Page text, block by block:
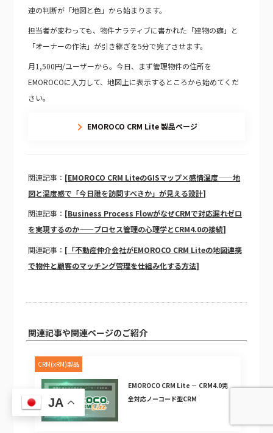
連の判断が「地図と色」から始まります。
担当者が変わっても、物件ナラティブに書かれた「建物の癖」と
「オーナーの作法」が引き継ぎを5分で完了させます。
月1,500円/ユーザーから。今日、まず管理物件の住所を
EMOROCOに入力して、地図上に表示するところから始めてくだ
さい。
EMOROCO CRM Lite 製品ページ
関連記事： [EMOROCO CRM LiteのGISマップ×感情温度——地
図と温度感で「今日誰を訪問すべきか」が見える設計]
関連記事： [Business Process FlowがなぜCRMで対応漏れゼロ
を実現するのか——プロセス管理の心理学とCRM4.0の接続]
関連記事： [「不動産仲介会社がEMOROCO CRM Liteの地図連携
で物件と顧客のマッチング管理を仕組み化する方法]
関連記事や関連ページのご紹介
CRM(xRM)製品
EMOROCO CRM Lite － CRM4.0完
全対応ノーコード型CRM
JA